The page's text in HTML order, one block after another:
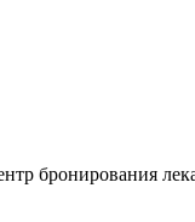
бронирования